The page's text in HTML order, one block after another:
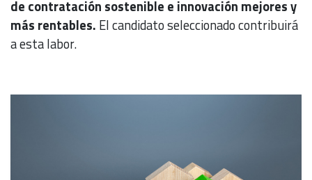
de contratación sostenible e innovación mejores y
más rentables. El candidato seleccionado contribuirá
a esta labor.